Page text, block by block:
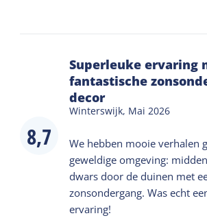
8,7
Superleuke ervaring
fantastische
decor
Winterswijk, Mai 2026
We hebben mooie verhalen
geweldige omgeving:
dwars door de duinen met
zonsondergang. Was echt
ervaring!